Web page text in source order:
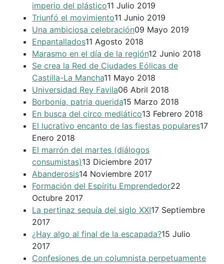
imperio del plástico11 Julio 2019
Triunfó el movimiento11 Junio 2019
Una ambiciosa celebración09 Mayo 2019
Enpantallados11 Agosto 2018
Marasmo en el día de la región12 Junio 2018
Se crea la Red de Ciudades Eólicas de
Castilla-La Mancha11 Mayo 2018
Universidad Rey Favila06 Abril 2018
Borbonia, patria querida15 Marzo 2018
En busca del circo mediático13 Febrero 2018
El lucrativo encanto de las fiestas populares17
Enero 2018
El marrón del martes (diálogos
consumistas)13 Diciembre 2017
Abanderosis14 Noviembre 2017
Formación del Espíritu Emprendedor22
Octubre 2017
La pertinaz sequía del siglo XXI17 Septiembre
2017
¿Hay algo al final de la escapada?15 Julio
2017
Confesiones de un columnista perpetuamente